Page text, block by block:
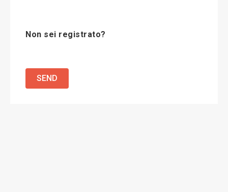
Non sei registrato?